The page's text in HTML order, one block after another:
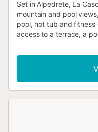
Set in Alpedrete, La
mountain and pool
pool, hot tub and
access to a terrace, a